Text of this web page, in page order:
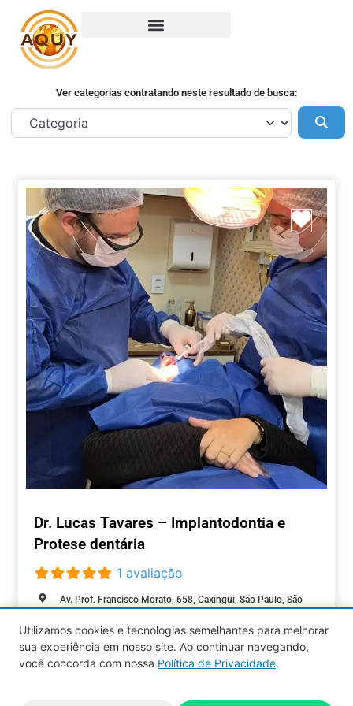
Ver categorias contratando neste resultado de busca:
Dr. Lucas Tavares – Implantodontia e
Protese dentária
1 avaliação
Av. Prof. Francisco Morato, 658, Caxingui, São Paulo, São
SAÚDE
Utilizamos cookies e tecnologias semelhantes para melhorar
sua experiência em nosso site. Ao continuar navegando,
você concorda com nossa Política de Privacidade.